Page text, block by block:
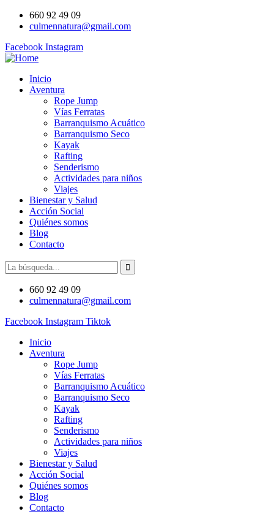
660 92 49 09
culmennatura@gmail.com
Facebook Instagram
Inicio
Aventura
Rope Jump
Vías Ferratas
Barranquismo Acuático
Barranquismo Seco
Kayak
Rafting
Senderismo
Actividades para niños
Viajes
Bienestar y Salud
Acción Social
Quiénes somos
Blog
Contacto
660 92 49 09
culmennatura@gmail.com
Facebook Instagram Tiktok
Inicio
Aventura
Rope Jump
Vías Ferratas
Barranquismo Acuático
Barranquismo Seco
Kayak
Rafting
Senderismo
Actividades para niños
Viajes
Bienestar y Salud
Acción Social
Quiénes somos
Blog
Contacto